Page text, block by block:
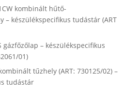
kombinált hűtő-
– készülékspecifikus tudástár (ART
gázfőzőlap – készülékspecifikus
01)
tűzhely (ART: 730125/02) –
tudástár